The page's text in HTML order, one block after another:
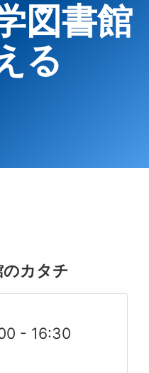
図書館
る
カタチ
- 16:30